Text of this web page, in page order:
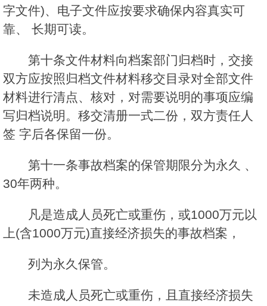
字文件)、电子文件应按要求确保内容真实可
靠、 长期可读。
第十条文件材料向档案部门归档时，交接
双方应按照归档文件材料移交目录对全部文件
材料进行清点、核对，对需要说明的事项应编
写归档说明。移交清册一式二份，双方责任人
签 字后各保留一份。
第十一条事故档案的保管期限分为永久 、
30年两种。
凡是造成人员死亡或重伤，或1000万元以
上(含1000万元)直接经济损失的事故档案，
列为永久保管。
未造成人员死亡或重伤，且直接经济损失